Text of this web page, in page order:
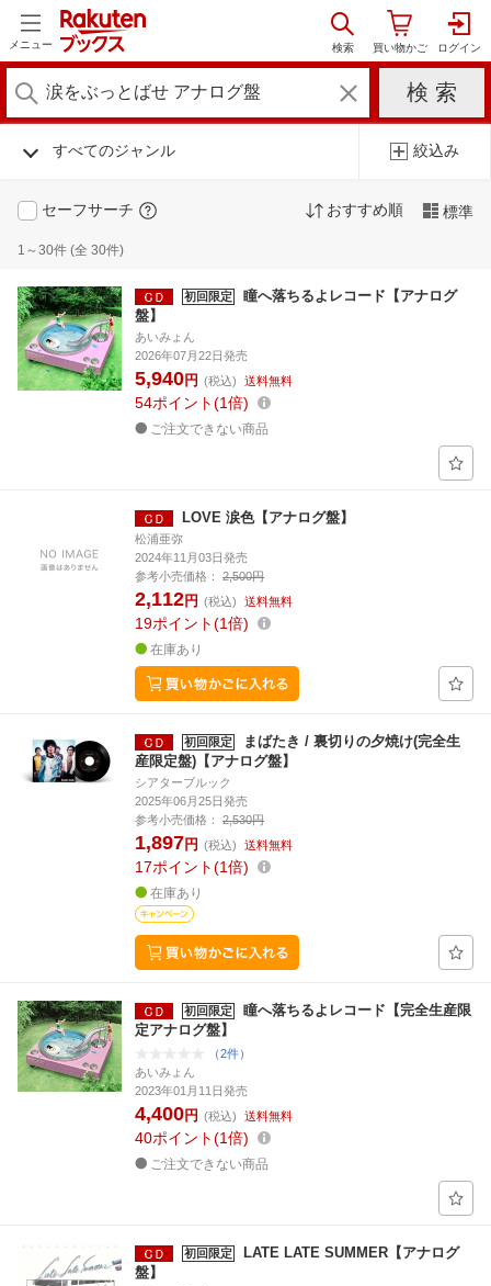
メニュー
すべてのジャンル 絞込み
セーフサーチ おすすめ順 標準
1～30件 (全 30件)
初回限定
瞳へ落ちるよレコード【アナログ
盤】
あいみょん
2026年07月22日発売
5,940円 (税込) 送料無料
54ポイント 1倍
ご注文できない商品
LOVE 涙色【アナログ盤】
松浦亜弥
2024年11月03日発売
参考小売価格：
2,500円
2,112円 (税込) 送料無料
19ポイント 1倍
在庫あり
初回限定
まばたき / 裏切りの夕焼け(完全生
産限定盤)【アナログ盤】
シアターブルック
2025年06月25日発売
参考小売価格：
2,530円
1,897円 (税込) 送料無料
17ポイント 1倍
在庫あり
初回限定
瞳へ落ちるよレコード【完全生産限
定アナログ盤】
（2件）
あいみょん
2023年01月11日発売
4,400円 (税込) 送料無料
40ポイント 1倍
ご注文できない商品
初回限定
LATE LATE SUMMER【アナログ
盤】